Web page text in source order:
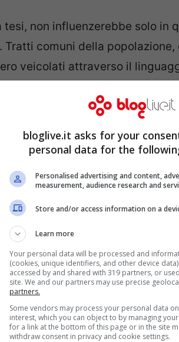
non influenzerebbe solo in
comuni della popolazione,
veicolati attraverso il
tipiche della popolazione che
su “
Jhonson” (dal nome
il blog del linguaggio di The
che alla vista appare
due, ma ben venti lingue
come un francese e
linguaggio anche sulla
bloglive.it asks for your
personal data for the
Personalised advertising and content,
measurement, audience research and
Store and/or access information on a
Learn more
Your personal data will be processed and
(cookies, unique identifiers, and other device
accessed by and shared with 319 partners, or
site. We and our partners may use precise
partners.
Some vendors may process your personal data
interest, which you can object to by managing
for a link at the bottom of this page or in the site
withdraw consent in privacy and cookie settings.